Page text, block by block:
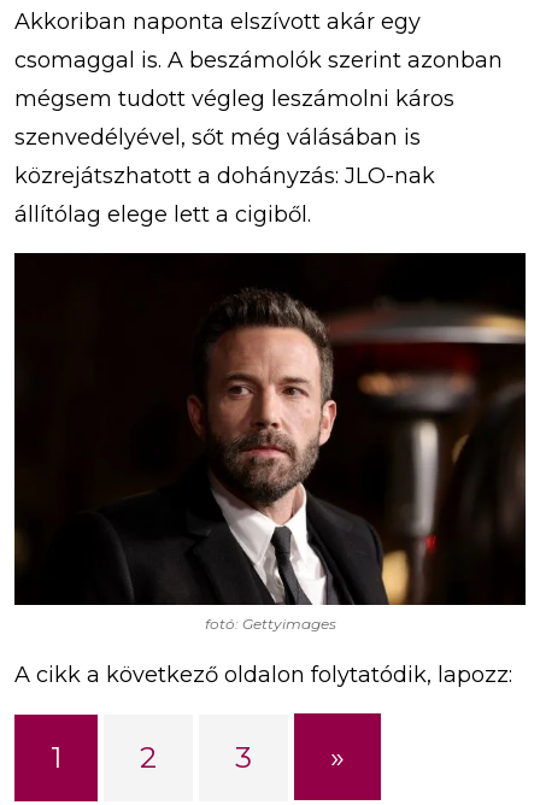
Akkoriban naponta elszívott akár egy
csomaggal is. A beszámolók szerint azonban
mégsem tudott végleg leszámolni káros
szenvedélyével, sőt még válásában is
közrejátszhatott a dohányzás: JLO-nak
állítólag elege lett a cigiből.
fotó: Gettyimages
A cikk a következő oldalon folytatódik, lapozz:
1 2 3 »